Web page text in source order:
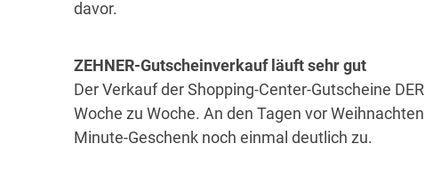
davor.
ZEHNER-Gutscheinverkauf läuft sehr gut
Der Verkauf der Shopping-Center-Gutscheine
Woche zu Woche. An den Tagen vor
Minute-Geschenk noch einmal deutlich zu.